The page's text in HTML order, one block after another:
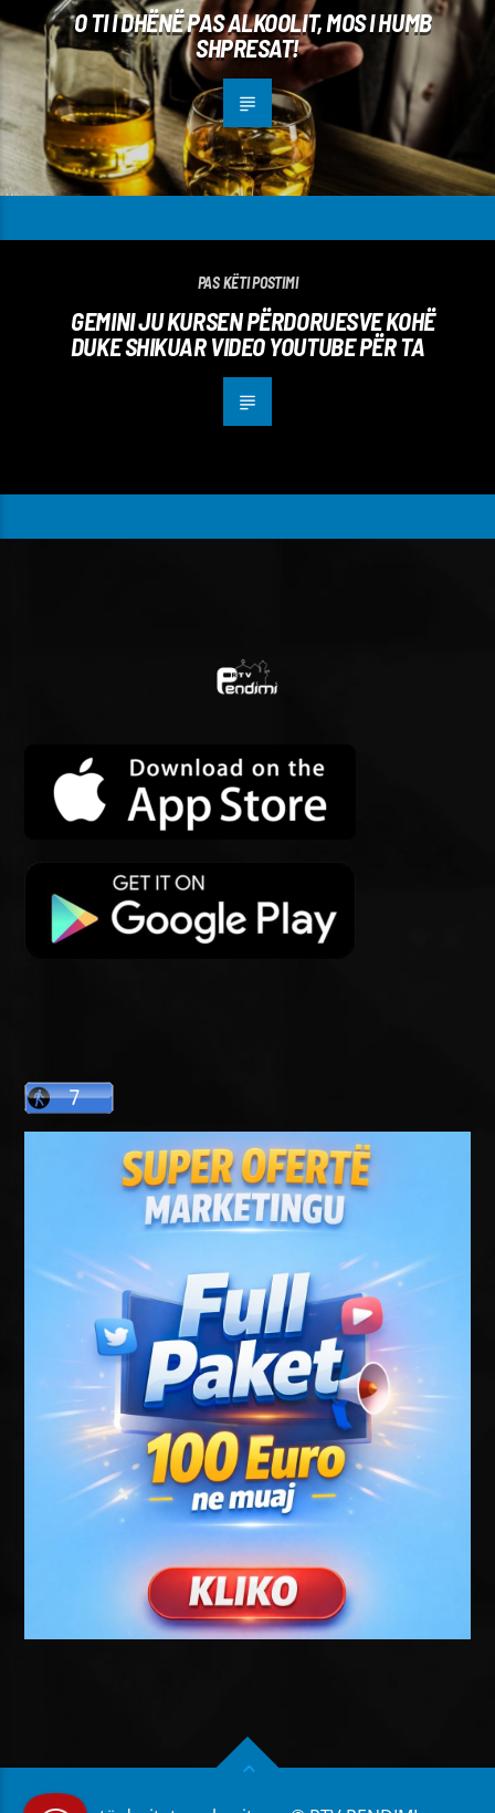
O TI I DHËNË PAS ALKOOLIT, MOS I HUMB
SHPRESAT!
PAS KËTI POSTIMI
GEMINI JU KURSEN PËRDORUESVE KOHË
DUKE SHIKUAR VIDEO YOUTUBE PËR TA